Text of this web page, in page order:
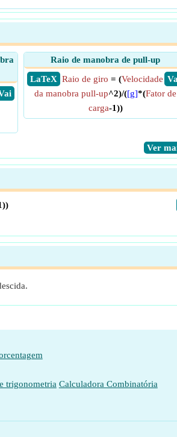
Raio de manobra de pull-up
​ LaTeX Raio de giro = (Velocidade
da manobra pull-up^2)/([g]*(Fator de
carga-1))
​Ver
trigonometria Calculadora Combinatória